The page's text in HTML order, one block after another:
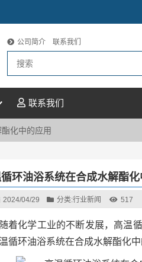
公司简介 联系我们
联系我们
化中的应用
环油浴系统在合成水解酯化
2024/04/29 分类:行业新闻 517
随着化学工业的不断发展，高温
循环油浴系统在合成水解酯化中